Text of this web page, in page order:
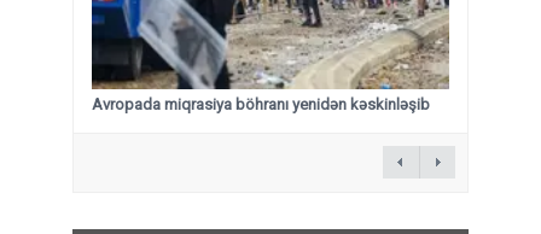
Avropada miqrasiya böhranı yenidən kəskinləşib